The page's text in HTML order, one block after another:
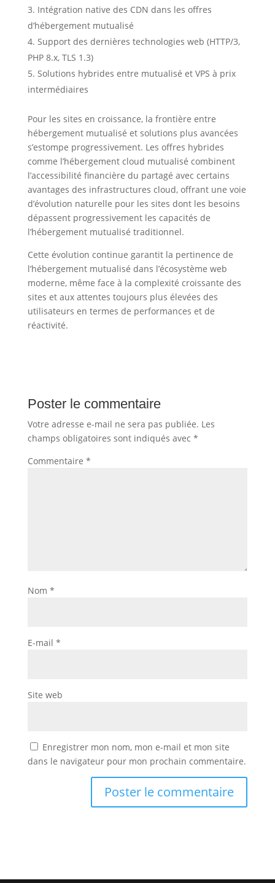
Intégration native des CDN dans les offres
d’hébergement mutualisé
Support des dernières technologies web (HTTP/3,
PHP 8.x, TLS 1.3)
Solutions hybrides entre mutualisé et VPS à prix
intermédiaires
Pour les sites en croissance, la frontière entre
hébergement mutualisé et solutions plus avancées
s’estompe progressivement. Les offres hybrides
comme l’hébergement cloud mutualisé combinent
l’accessibilité financière du partagé avec certains
avantages des infrastructures cloud, offrant une voie
d’évolution naturelle pour les sites dont les besoins
dépassent progressivement les capacités de
l’hébergement mutualisé traditionnel.
Cette évolution continue garantit la pertinence de
l’hébergement mutualisé dans l’écosystème web
moderne, même face à la complexité croissante des
sites et aux attentes toujours plus élevées des
utilisateurs en termes de performances et de
réactivité.
Poster le commentaire
Votre adresse e-mail ne sera pas publiée. Les
champs obligatoires sont indiqués avec *
Commentaire *
Nom *
E-mail *
Site web
Enregistrer mon nom, mon e-mail et mon site
dans le navigateur pour mon prochain commentaire.